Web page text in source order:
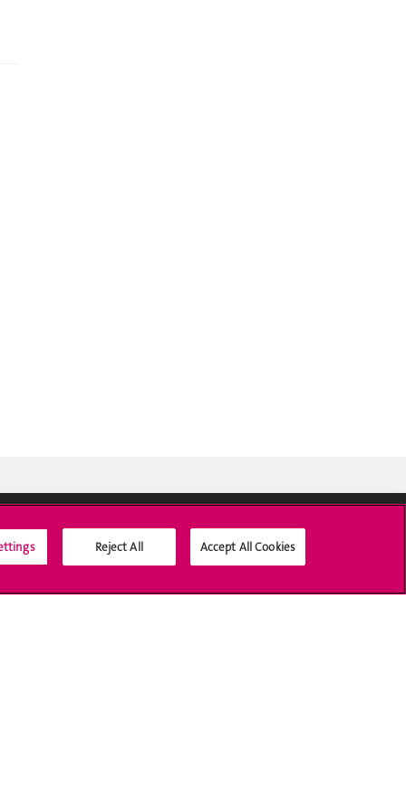
Médias sociaux UNIGE
Reject All Accept All Cookies